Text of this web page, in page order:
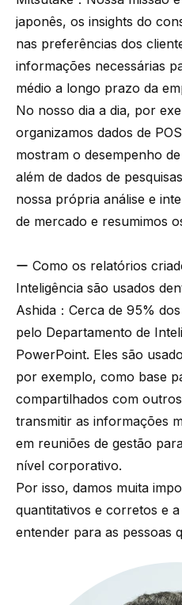
japonês, os insights do
nas preferências dos
informações necessárias
médio a longo prazo da
No nosso dia a dia, por
organizamos dados de
mostram o desempenho
além de dados de
nossa própria análise e
de mercado e resumimos
ー Como os relatórios
Inteligência são usados
Ashida：Cerca de 95%
pelo Departamento de
PowerPoint. Eles são
por exemplo, como base
compartilhados com
transmitir as informações
em reuniões de gestão
nível corporativo.
Por isso, damos muita
quantitativos e corretos e
entender para as pessoas